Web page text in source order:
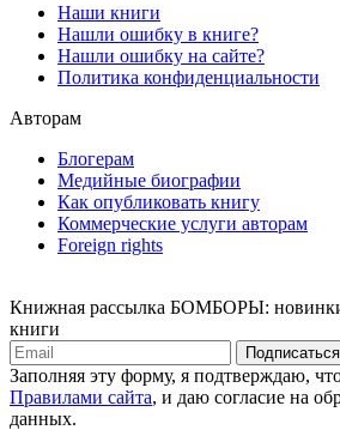
Наши книги
Нашли ошибку в книге?
Нашли ошибку на сайте?
Политика конфиденциальности
Авторам
Блогерам
Медийные биографии
Как опубликовать книгу
Коммерческие услуги авторам
Foreign rights
Книжная рассылка БОМБОРЫ:
книги
Подписаться
Заполняя эту форму, я подтверждаю,
Правилами сайта, и даю согласие на
данных.